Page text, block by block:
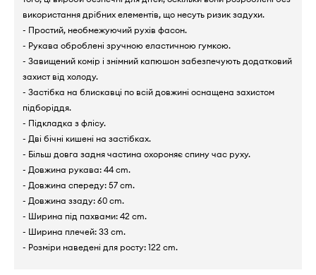
використання дрібних елементів, що несуть ризик задухи.
- Простий, необмежуючий рухів фасон.
- Рукава оброблені зручною еластичною гумкою.
- Завищений комір і знімний капюшон забезпечують додатковий
захист від холоду.
- Застібка на блискавці по всій довжині оснащена захистом
підборіддя.
- Підкладка з флісу.
- Дві бічні кишені на застібках.
- Більш довга задня частина охороняє спину час руху.
- Довжина рукава: 44 cm.
- Довжина спереду: 57 cm.
- Довжина ззаду: 60 cm.
- Ширина під пахвами: 42 cm.
- Ширина плечей: 33 cm.
- Розміри наведені для росту: 122 cm.